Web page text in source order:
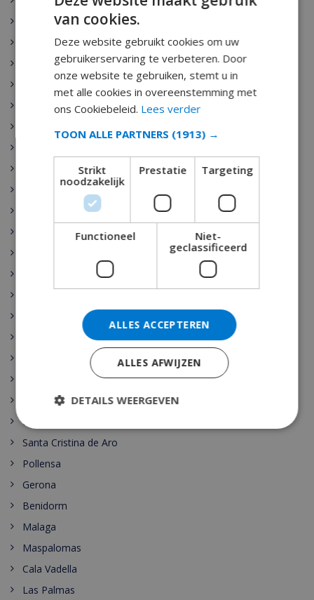
Moraira
Cala d’Or
Malgrat de Mar
Playa de Aro
Pineda de Mar
Sant Josep de sa Talaia
Vidreres
Benijófar
Santa Cristina de Aro
Pollensa
Gerona
Benidorm
Malaga
Maspalomas
Cala Vadella
Las Palmas
van cookies.
Deze website gebruikt cookies om uw
gebruikerservaring te verbeteren. Door
onze website te gebruiken, stemt u in
met alle cookies in overeenstemming met
ons Cookiebeleid. Lees verder
TOON ALLE PARTNERS (1913) →
Strikt
noodzakelijk
Prestatie Targeting
Functioneel
Niet-
geclassificeerd
ALLES ACCEPTEREN
ALLES AFWIJZEN
DETAILS WEERGEVEN